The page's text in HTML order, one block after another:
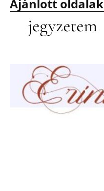
Ajánlott oldalak